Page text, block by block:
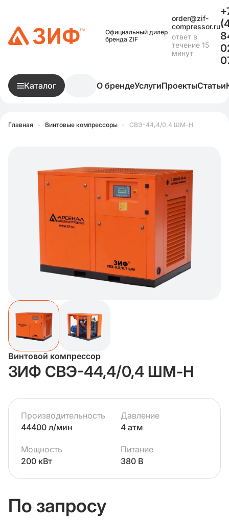
Официальный дилер
бренда ZIF
order@zif-
compressor.ru
ответ в
течение 15
минут
Каталог О брендеУслугиПроектыСтатьи
Главная • Винтовые компрессоры • СВЭ-44,4/0,4 ШМ-Н
Винтовой компрессор
ЗИФ СВЭ-44,4/0,4 ШМ-Н
Производительность
44400 л/мин
Давление
4 атм
Мощность
200 кВт
Питание
380 В
По запросу